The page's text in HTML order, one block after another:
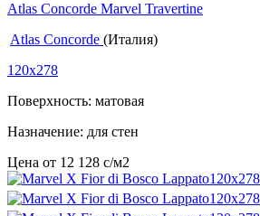
Atlas Concorde Marvel Travertine
Atlas Concorde (Италия)
120x278
Поверхность: матовая
Назначение: для стен
Цена от 12 128 c/м2